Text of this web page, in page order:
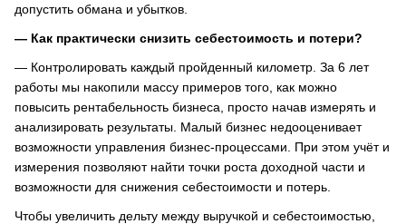
допустить обмана и убытков.
— Как практически снизить себестоимость и потери?
— Контролировать каждый пройденный километр. За 6 лет
работы мы накопили массу примеров того, как можно
повысить рентабельность бизнеса, просто начав измерять и
анализировать результаты. Малый бизнес недооценивает
возможности управления бизнес-процессами. При этом учёт и
измерения позволяют найти точки роста доходной части и
возможности для снижения себестоимости и потерь.
Чтобы увеличить дельту между выручкой и себестоимостью,